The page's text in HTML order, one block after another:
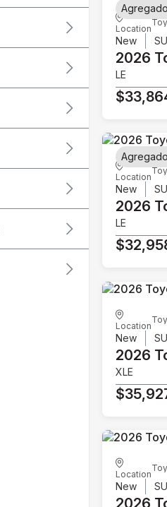
Location
New
2026
LE
Location
New
2026
LE
Location
New
2026
XLE
Location
New